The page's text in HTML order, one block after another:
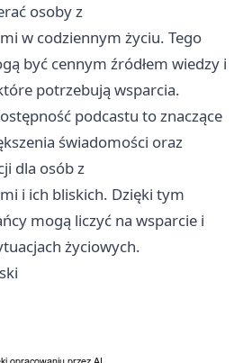
osoby z
w codziennym życiu. Tego
być cennym źródłem wiedzy i
potrzebują wsparcia.
podcastu to znaczące
świadomości oraz
dla osób z
i ich bliskich. Dzięki tym
mogą liczyć na wsparcie i
życiowych.